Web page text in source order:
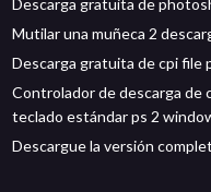
Descarga gratuita de
Mutilar una muñeca 2
Descarga gratuita de cpi file
Controlador de descarga de
teclado estándar ps 2
Descargue la versión